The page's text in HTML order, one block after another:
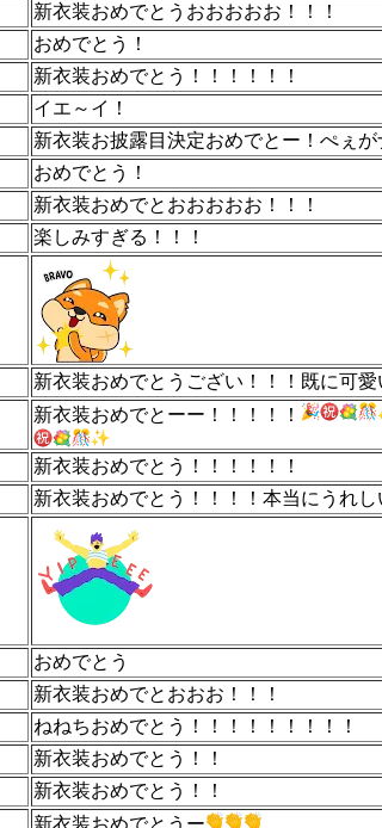
新衣装おめでとうおおおおお！！！
おめでとう！
新衣装おめでとう！！！！！！
イエ～イ！
新衣装お披露目決定おめでとー！ぺぇ
おめでとう！
新衣装おめでとおおおおお！！！
楽しみすぎる！！！
新衣装おめでとうござい！！！既に可愛
新衣装おめでとーー！！！！！
新衣装おめでとう！！！！！！
新衣装おめでとう！！！！本当にうれ
おめでとう
新衣装おめでとおおお！！！
ねねちおめでとう！！！！！！！！！
新衣装おめでとう！！
新衣装おめでとう！！
新衣装おめでとうー